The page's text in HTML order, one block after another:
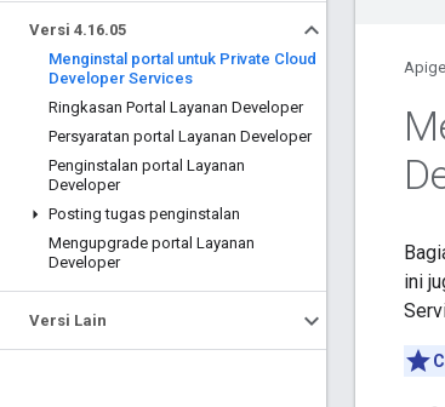
Versi 4.16.05
Menginstal portal untuk Private Cloud
Developer Services
Ringkasan Portal Layanan Developer
Persyaratan portal Layanan Developer
Penginstalan portal Layanan
Developer
Posting tugas penginstalan
Mengupgrade portal Layanan
Developer
Versi Lain
ini